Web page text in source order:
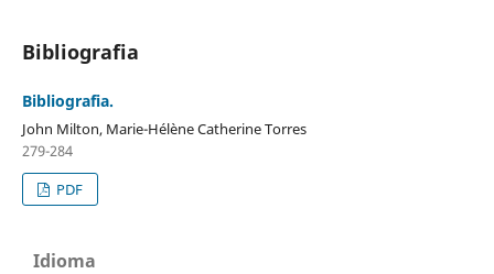
Bibliografia
Bibliografia.
John Milton, Marie-Hélène Catherine Torres
279-284
PDF
Idioma